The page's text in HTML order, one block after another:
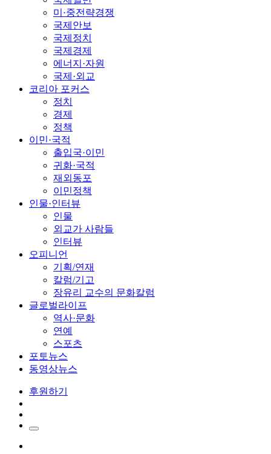
미·중전략경쟁
국제안보
국제정치
국제경제
에너지·자원
국제·외교
코리아 포커스
정치
경제
정책
이민·국적
출입국·이민
귀화·국적
재외동포
이민정책
인물·인터뷰
인물
외교가 사람들
인터뷰
오피니언
기획/연재
칼럼/기고
장유리 교수의 문화칼럼
글로벌라이프
역사·문화
연예
스포츠
포토뉴스
동영상뉴스
후원하기